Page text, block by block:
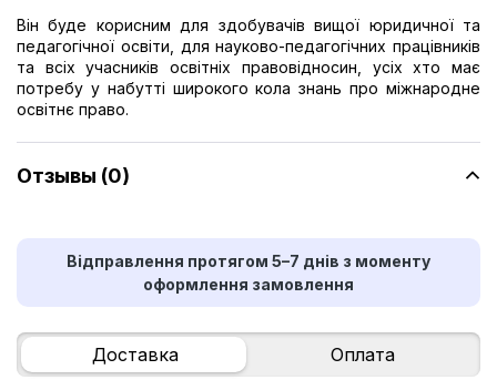
Він буде корисним для здобувачів вищої юридичної та
педагогічної освіти, для науково-педагогічних працівників
та всіх учасників освітніх правовідносин, усіх хто має
потребу у набутті широкого кола знань про міжнародне
освітнє право.
Отзывы (0)
Відправлення протягом 5–7 днів з моменту
оформлення замовлення
Доставка Оплата